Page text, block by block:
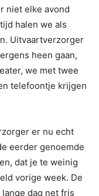
niet elke avond
halen we als
Uitvaartverzorger
heen gaan,
we met twee
telefoontje krijgen
er nu echt
eerder genoemde
dat je te weinig
vorige week. De
dag net fris